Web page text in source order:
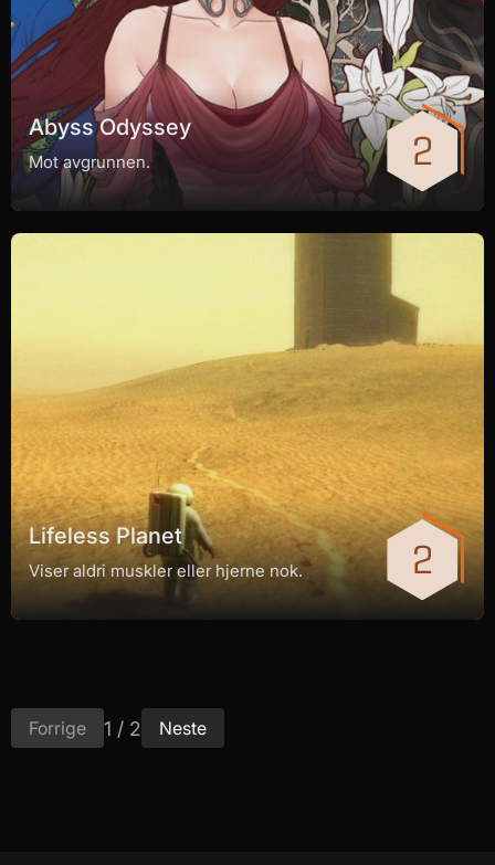
Abyss Odyssey
Mot avgrunnen.
Lifeless Planet
Viser aldri muskler eller hjerne nok.
Forrige 1 / 2 Neste